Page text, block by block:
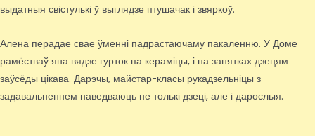
выдатныя свістулькі ў выглядзе птушачак і звяркоў.
Алена перадае свае ўменні падрастаючаму пакаленню. У Доме
рамёстваў яна вядзе гурток па кераміцы, і на занятках дзецям
заўсёды цікава. Дарэчы, майстар-класы рукадзельніцы з
задавальненнем наведваюць не толькі дзеці, але і дарослыя.